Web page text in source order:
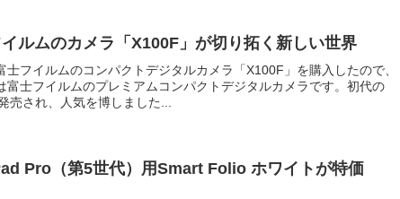
イルムのカメラ「X100F」が切り拓く新しい世界
士フイルムのコンパクトデジタルカメラ「X100F」を購入したので、
富士フイルムのプレミアムコンパクトデジタルカメラです。初代の
売され、人気を博しました...
Pro（第5世代）用Smart Folio ホワイトが特価